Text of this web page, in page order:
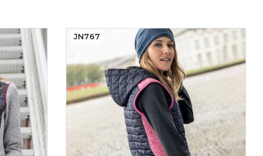
JN767